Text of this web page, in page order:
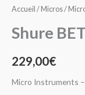
Accueil / Micros/
Shure
229,00€
Micro Instruments